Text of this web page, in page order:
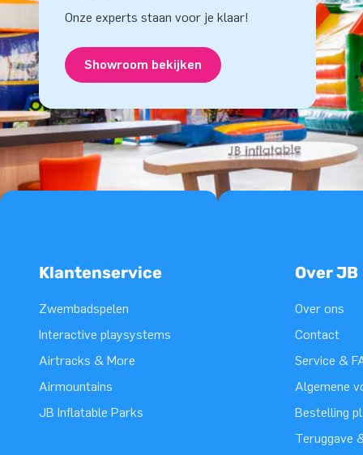
Onze experts staan voor je klaar!
Showroom bekijken
Klantenservice
Zwembadspelen
Interactive playsystems
Airtracks & More
Airmountains
JB Inflatable Parks
Over JB
Over ons
Contact
Service &
Algemene
Bestelling
Teruggave